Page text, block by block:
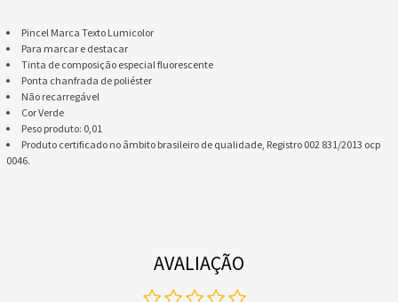
Pincel Marca Texto Lumicolor
Para marcar e destacar
Tinta de composição especial fluorescente
Ponta chanfrada de poliéster
Não recarregável
Cor Verde
Peso produto: 0,01
Produto certificado no âmbito brasileiro de qualidade, Registro 002 831/2013 ocp
0046.
AVALIAÇÃO